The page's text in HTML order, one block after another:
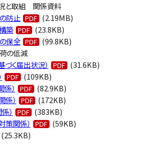
と取組 関係資料
防止
(2.19MB)
築
(23.8KB)
保全
(99.8KB)
の低減
づく届出状況）
(31.6KB)
(109KB)
係）
(82.9KB)
係）
(172KB)
）
(383KB)
策関係）
(59KB)
(25.3KB)